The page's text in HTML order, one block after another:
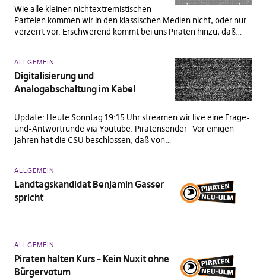
Wie alle kleinen nichtextremistischen
Parteien kommen wir in den klassischen Medien nicht, oder nur
verzerrt vor. Erschwerend kommt bei uns Piraten hinzu, daß…
ALLGEMEIN
Digitalisierung und
Analogabschaltung im Kabel
Update: Heute Sonntag 19:15 Uhr streamen wir live eine Frage-
und-Antwortrunde via Youtube. Piratensender Vor einigen
Jahren hat die CSU beschlossen, daß von…
ALLGEMEIN
Landtagskandidat Benjamin Gasser
spricht
ALLGEMEIN
Piraten halten Kurs – Kein Nuxit ohne
Bürgervotum